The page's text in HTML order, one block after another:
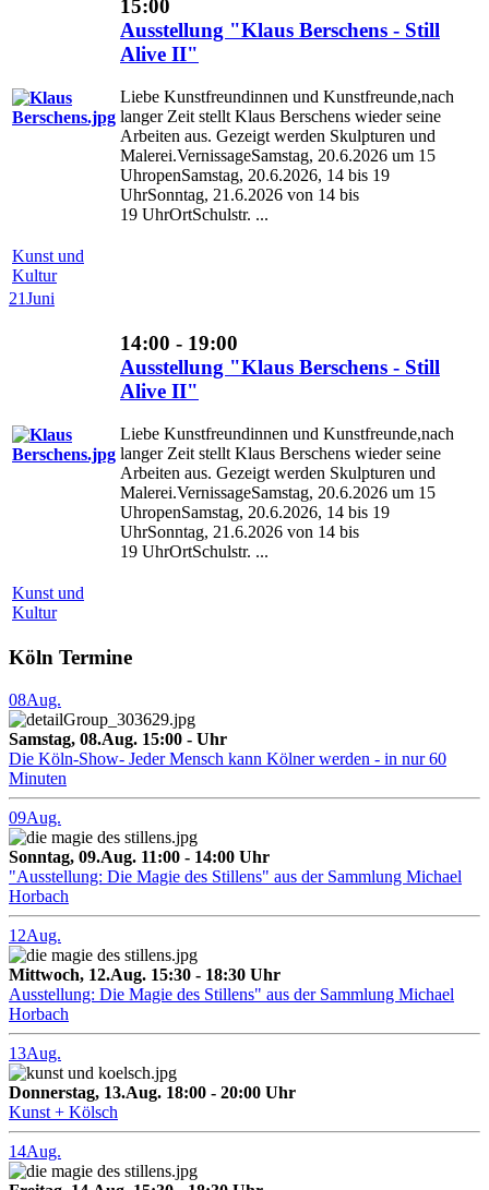
15:00
Ausstellung "Klaus Berschens - Still
Alive II"
Liebe Kunstfreundinnen und Kunstfreunde,nach
langer Zeit stellt Klaus Berschens wieder seine
Arbeiten aus. Gezeigt werden Skulpturen und
Malerei.VernissageSamstag, 20.6.2026 um 15
UhropenSamstag, 20.6.2026, 14 bis 19
UhrSonntag, 21.6.2026 von 14 bis
19 UhrOrtSchulstr. ...
Kunst und
Kultur
21Juni
14:00 - 19:00
Ausstellung "Klaus Berschens - Still
Alive II"
Liebe Kunstfreundinnen und Kunstfreunde,nach
langer Zeit stellt Klaus Berschens wieder seine
Arbeiten aus. Gezeigt werden Skulpturen und
Malerei.VernissageSamstag, 20.6.2026 um 15
UhropenSamstag, 20.6.2026, 14 bis 19
UhrSonntag, 21.6.2026 von 14 bis
19 UhrOrtSchulstr. ...
Kunst und
Kultur
Köln Termine
08Aug.
Samstag, 08.Aug. 15:00 - Uhr
Die Köln-Show- Jeder Mensch kann Kölner werden - in nur 60
Minuten
09Aug.
Sonntag, 09.Aug. 11:00 - 14:00 Uhr
"Ausstellung: Die Magie des Stillens" aus der Sammlung Michael
Horbach
12Aug.
Mittwoch, 12.Aug. 15:30 - 18:30 Uhr
Ausstellung: Die Magie des Stillens" aus der Sammlung Michael
Horbach
13Aug.
Donnerstag, 13.Aug. 18:00 - 20:00 Uhr
Kunst + Kölsch
14Aug.